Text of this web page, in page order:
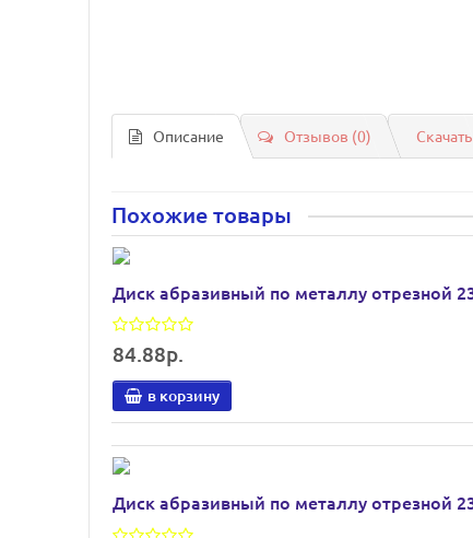
Описание Отзывов (0) Скачать
Похожие товары
Диск абразивный по металлу отрезной
84.88р.
в корзину
Диск абразивный по металлу отрезной